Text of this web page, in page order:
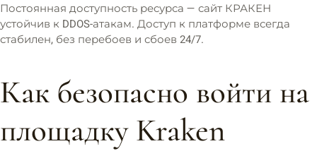
Постоянная доступность ресурса — сайт КРАКЕН
устойчив к DDOS-атакам. Доступ к платформе всегда
стабилен, без перебоев и сбоев 24/7.
Как безопасно войти на
площадку Kraken